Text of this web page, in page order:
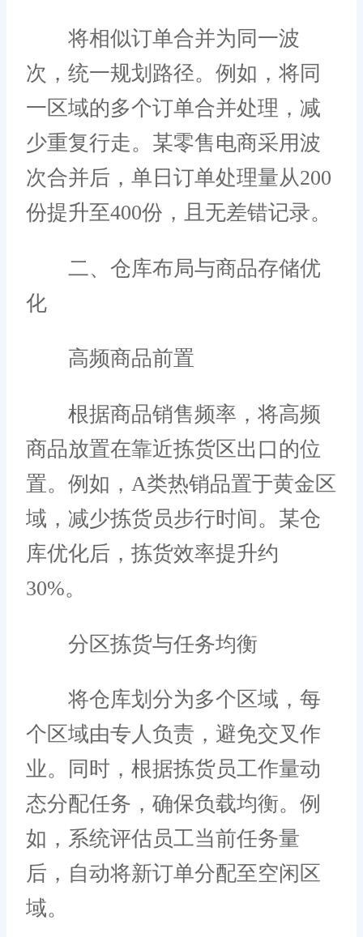
将相似订单合并为同一波
次，统一规划路径。例如，将同
一区域的多个订单合并处理，减
少重复行走。某零售电商采用波
次合并后，单日订单处理量从200
份提升至400份，且无差错记录。
二、仓库布局与商品存储优
化
高频商品前置
根据商品销售频率，将高频
商品放置在靠近拣货区出口的位
置。例如，A类热销品置于黄金区
域，减少拣货员步行时间。某仓
库优化后，拣货效率提升约
30%。
分区拣货与任务均衡
将仓库划分为多个区域，每
个区域由专人负责，避免交叉作
业。同时，根据拣货员工作量动
态分配任务，确保负载均衡。例
如，系统评估员工当前任务量
后，自动将新订单分配至空闲区
域。